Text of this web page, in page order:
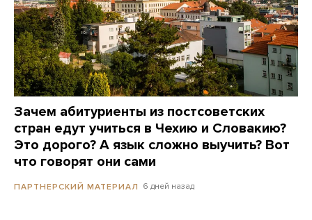
Зачем абитуриенты из постсоветских
стран едут учиться в Чехию и Словакию?
Это дорого? А язык сложно выучить? Вот
что говорят они сами
ПАРТНЕРСКИЙ МАТЕРИАЛ 6 дней назад